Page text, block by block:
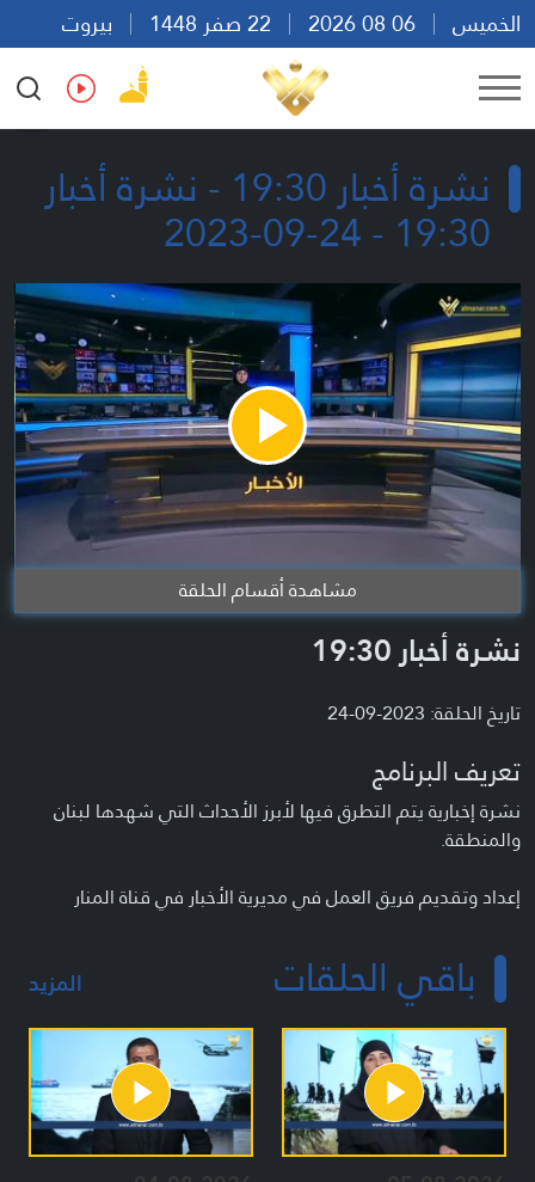
الخميس
بيروت
08:15
Ar En Fr Es
نشرة أخبار 19:30 - نشرة أخبار
19:30 - 24-09-2023
Play
Video
مشاهدة أقسام الحلقة
نشرة أخبار 19:30
تاريخ الحلقة: 2023-09-24
تعريف البرنامج
نشرة إخبارية يتم التطرق فيها لأبرز الأحداث التي شهدها لبنان
والمنطقة.
إعداد وتقديم فريق العمل في مديرية الأخبار في قناة المنار
باقي الحلقات المزيد